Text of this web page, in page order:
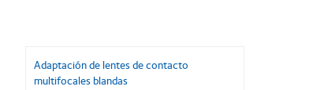
Adaptación de lentes de contacto
multifocales blandas